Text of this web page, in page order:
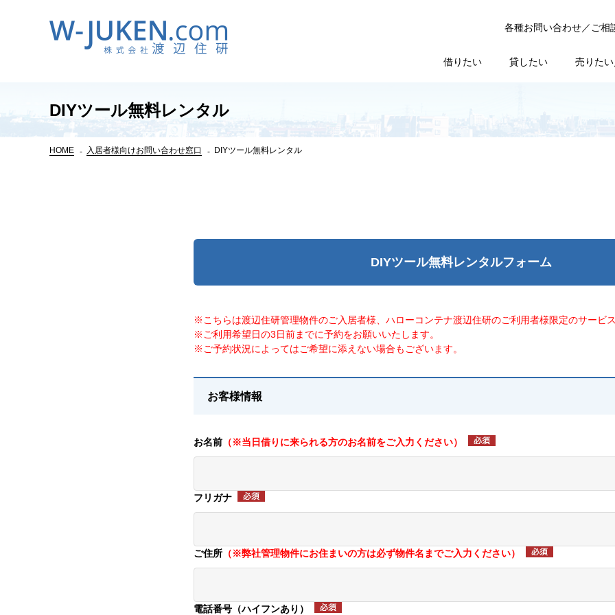
各種お問い合わせ／ご相
借りたい 貸したい 売りた
DIYツール無料レンタル
HOME 入居者様向けお問い合わせ窓口 DIYツール無料レンタル
DIYツール無料レンタルフォーム
※こちらは渡辺住研管理物件のご入居者様、ハローコンテナ渡辺住研のご利用者様限定のサービ
※ご利用希望日の3日前までに予約をお願いいたします。
※ご予約状況によってはご希望に添えない場合もございます。
お客様情報
お名前 （※当日借りに来られる方のお名前をご入力ください）
フリガナ
ご住所 （※弊社管理物件にお住まいの方は必ず物件名までご入力ください）
電話番号（ハイフンあり）